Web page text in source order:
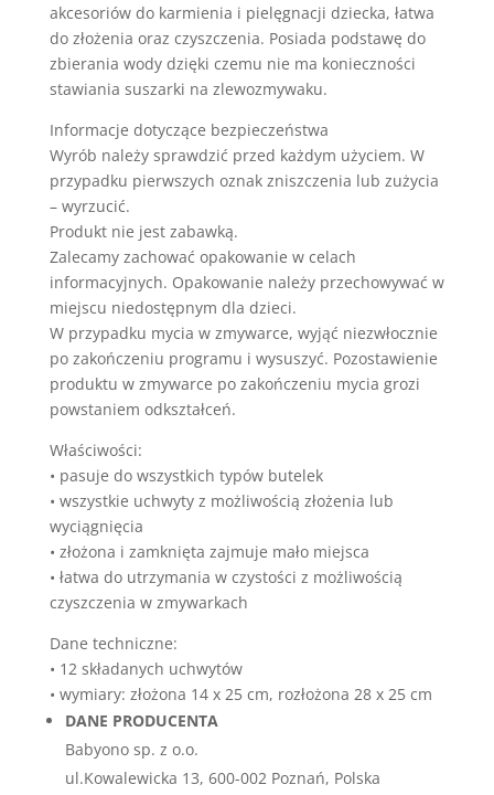
akcesoriów do karmienia i pielęgnacji dziecka, łatwa
do złożenia oraz czyszczenia. Posiada podstawę do
zbierania wody dzięki czemu nie ma konieczności
stawiania suszarki na zlewozmywaku.
Informacje dotyczące bezpieczeństwa
Wyrób należy sprawdzić przed każdym użyciem. W
przypadku pierwszych oznak zniszczenia lub zużycia
– wyrzucić.
Produkt nie jest zabawką.
Zalecamy zachować opakowanie w celach
informacyjnych. Opakowanie należy przechowywać w
miejscu niedostępnym dla dzieci.
W przypadku mycia w zmywarce, wyjąć niezwłocznie
po zakończeniu programu i wysuszyć. Pozostawienie
produktu w zmywarce po zakończeniu mycia grozi
powstaniem odkształceń.
Właściwości:
• pasuje do wszystkich typów butelek
• wszystkie uchwyty z możliwością złożenia lub
wyciągnięcia
• złożona i zamknięta zajmuje mało miejsca
• łatwa do utrzymania w czystości z możliwością
czyszczenia w zmywarkach
Dane techniczne:
• 12 składanych uchwytów
• wymiary: złożona 14 x 25 cm, rozłożona 28 x 25 cm
DANE PRODUCENTA
Babyono sp. z o.o.
ul.Kowalewicka 13, 600-002 Poznań, Polska